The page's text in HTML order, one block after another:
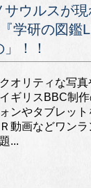
サウルスが
学研の図鑑
！！
オリティな写
イギリスBBC制
ォンやタブレッ
動画などワン
...